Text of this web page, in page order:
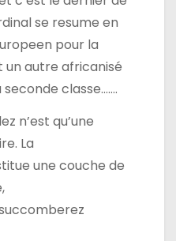
se resume en
pour la
un autre africanisé
classe…….
n’est qu’une
La
une couche de